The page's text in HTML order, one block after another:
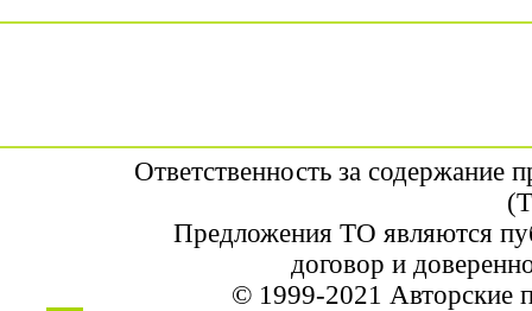
Ответственность за содержание
Предложения ТО являются
договор и
© 1999-2021 Авторские